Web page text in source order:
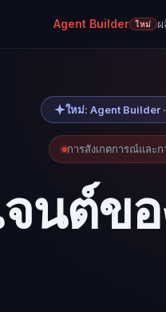
Agent Builder ใหม่
ใหม่: Agent Builder
การสังเกตการณ์และ
จนต์ข